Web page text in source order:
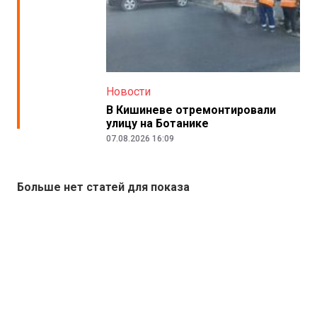
Новости
В Кишиневе отремонтировали
улицу на Ботанике
07.08.2026 16:09
Больше нет статей для показа